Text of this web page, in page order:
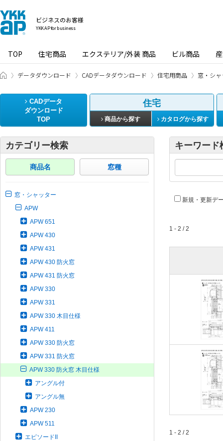
ビジネスのお客様
YKK AP for business
TOP 住宅商品 エクステリア/外装 商品 ビル商品
ビジネスのお客様 HOME
データダウンロード CADデータダウンロード 住宅用商品 窓・シ
CADデータ
ダウンロード
TOP
住宅
商品から探す カタログから探す
カテゴリー検索
商品名 窓種
窓・シャッター
APW
APW 651
APW 430
APW 431
APW 430 防火窓
APW 431 防火窓
APW 330
APW 331
APW 330 木目仕様
APW 411
APW 330 防火窓
APW 331 防火窓
APW 330 防火窓 木目仕様
アングル付
アングル無
APW 230
APW 511
エピソードII
キーワード
新規・更新デ
1 - 2 / 2
1 - 2 / 2